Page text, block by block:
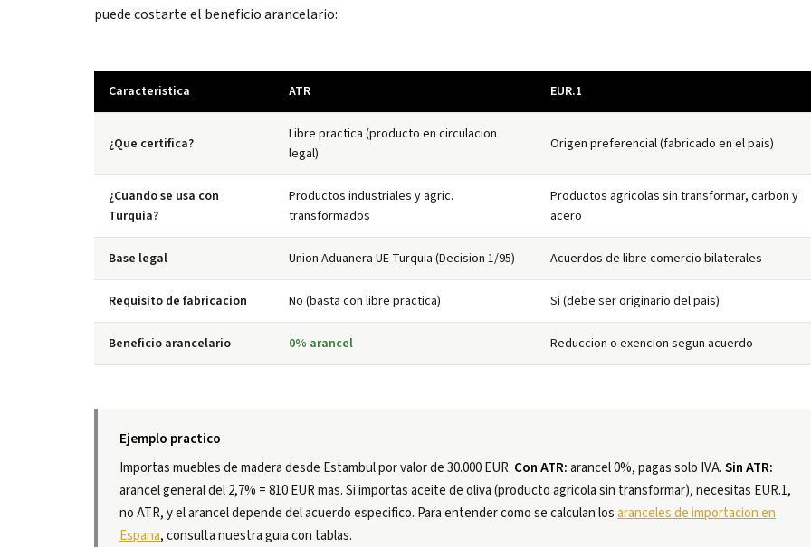
puede costarte el beneficio arancelario:
Caracteristica ATR EUR.1
¿Que certifica?
Libre practica (producto en circulacion
legal)
Origen preferencial (fabricado en el pais)
¿Cuando se usa con
Turquia?
Productos industriales y agric.
transformados
Productos agricolas sin transformar, carbon y
acero
Base legal Union Aduanera UE-Turquia (Decision 1/95) Acuerdos de libre comercio bilaterales
Requisito de fabricacion No (basta con libre practica) Si (debe ser originario del pais)
Beneficio arancelario 0% arancel Reduccion o exencion segun acuerdo
Ejemplo practico
Importas muebles de madera desde Estambul por valor de 30.000 EUR. Con ATR:arancel 0%, pagas solo IVA.Sin ATR:
arancel general del 2,7% = 810 EUR mas. Si importas aceite de oliva (producto agricola sin transformar), necesitas EUR.1,
no ATR, y el arancel depende del acuerdo especifico. Para entender como se calculan losaranceles de importacion en
Espana, consulta nuestra guia con tablas.